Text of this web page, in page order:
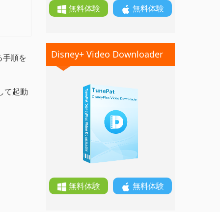
手順を
て起動
無料体験 無料体験
Disney+ Video Downloader
無料体験 無料体験